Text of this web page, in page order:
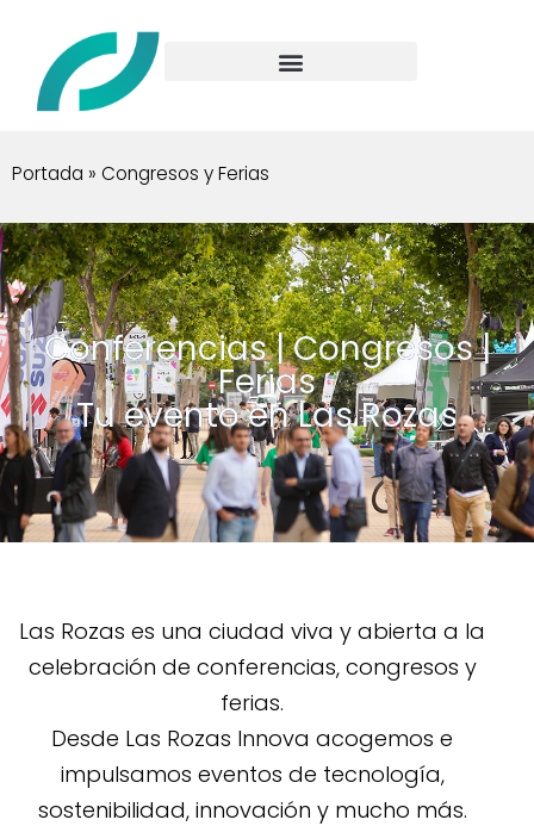
Portada » Congresos y Ferias
Conferencias | Congresos |
Ferias
Tu evento en Las Rozas
Las Rozas es una ciudad viva y abierta a la
celebración de conferencias, congresos y
ferias.
Desde Las Rozas Innova acogemos e
impulsamos eventos de tecnología,
sostenibilidad, innovación y mucho más.